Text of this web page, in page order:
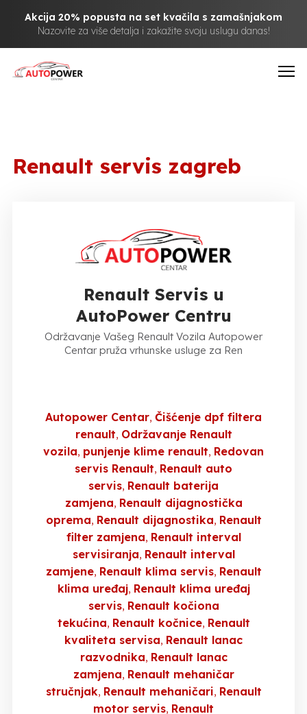
Akcija 20% popusta na set kvačila s zamašnjakom
Nazovite za više detalja i zakažite svoju uslugu danas!
Renault servis zagreb
Renault Servis u
AutoPower Centru
Održavanje Vašeg Renault Vozila Autopower
Centar pruža vrhunske usluge za Ren
Autopower Centar Čišćenje dpf filtera
renault Održavanje Renault
vozila punjenje klime renault Redovan
servis Renault Renault auto
servis Renault baterija
zamjena Renault dijagnostička
oprema Renault dijagnostika Renault
filter zamjena Renault interval
servisiranja Renault interval
zamjene Renault klima servis Renault
klima uređaj Renault klima uređaj
servis Renault kočiona
tekućina Renault kočnice Renault
kvaliteta servisa Renault lanac
razvodnika Renault lanac
zamjena Renault mehaničar
stručnjak Renault mehaničari Renault
motor servis Renault